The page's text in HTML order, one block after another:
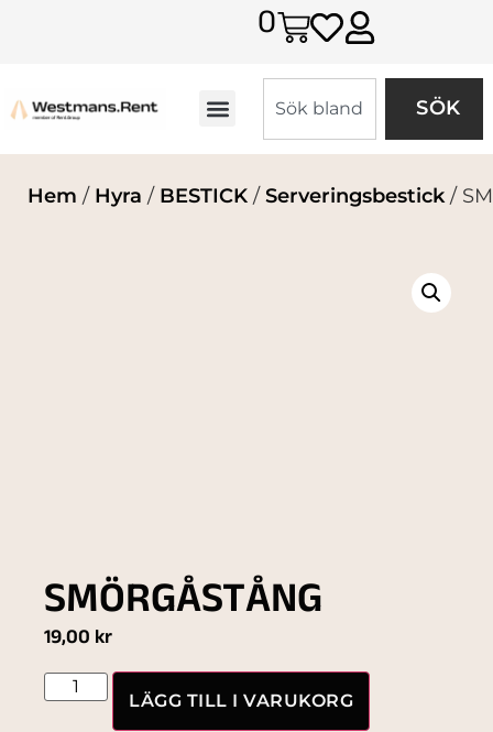
0
SÖK
Hem / Hyra / BESTICK / Serveringsbestick/
SMÖRGÅSTÅNG
19,00 kr
LÄGG TILL I VARUKORG